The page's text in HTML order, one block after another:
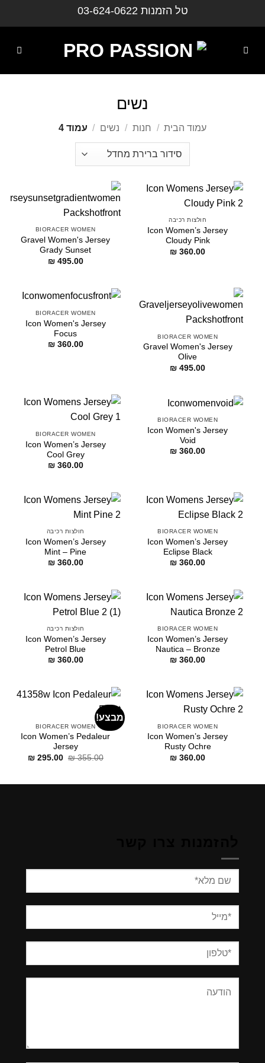
טל הזמנות 03-624-0622
נשים
עמוד הבית / חנות / נשים / עמוד 4
חולצות רכיבה
Icon Women’s Jersey
Cloudy Pink
₪ 360.00
BIORACER WOMEN
Gravel Women's Jersey
Grady Sunset
₪495.00
BIORACER WOMEN
Gravel Women's Jersey
Olive
₪ 495.00
BIORACER WOMEN
Icon Women's Jersey
Focus
₪360.00
BIORACER WOMEN
Icon Women's Jersey
Void
₪ 360.00
BIORACER WOMEN
Icon Women’s Jersey
Cool Grey
₪360.00
BIORACER WOMEN
Icon Women’s Jersey
Eclipse Black
₪ 360.00
חולצות רכיבה
Icon Women’s Jersey
Mint – Pine
₪360.00
BIORACER WOMEN
Icon Women’s Jersey
Nautica – Bronze
₪ 360.00
חולצות רכיבה
Icon Women’s Jersey
Petrol Blue
₪360.00
BIORACER WOMEN
Icon Women’s Jersey
Rusty Ochre
₪ 360.00
מבצע!
BIORACER WOMEN
Icon Women’s Pedaleur
Jersey
₪355.00
דילוג
₪295.00